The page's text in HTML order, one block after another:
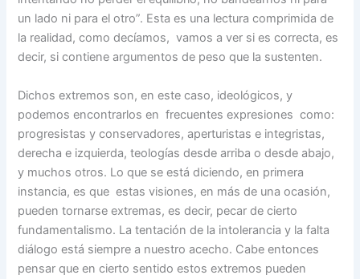
un lado ni para el otro”. Esta es una lectura comprimida de
la realidad, como decíamos, vamos a ver si es correcta, es
decir, si contiene argumentos de peso que la sustenten.
Dichos extremos son, en este caso, ideológicos, y
podemos encontrarlos en frecuentes expresiones como:
progresistas y conservadores, aperturistas e integristas,
derecha e izquierda, teologías desde arriba o desde abajo,
y muchos otros. Lo que se está diciendo, en primera
instancia, es que estas visiones, en más de una ocasión,
pueden tornarse extremas, es decir, pecar de cierto
fundamentalismo. La tentación de la intolerancia y la falta
diálogo está siempre a nuestro acecho. Cabe entonces
pensar que en cierto sentido estos extremos pueden